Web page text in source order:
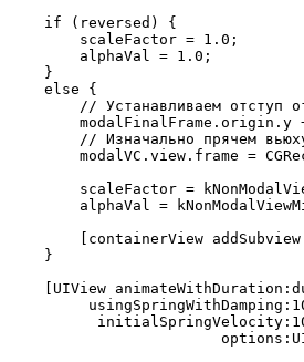
    if (reversed) {
        scaleFactor = 1.0;
        alphaVal = 1.0;
    }
    else {
// Устанавливаем отступ
modalFinalFrame.origin.y
// Изначально прячем
modalVC.view.frame =
scaleFactor =
alphaVal =
[containerView
    }
[UIView